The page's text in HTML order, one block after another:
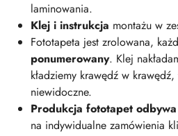
laminowania.
Klej i instrukcja montażu w
Fototapeta jest zrolowana,
ponumerowany. Klej
kładziemy krawędź w
niewidoczne.
Produkcja fototapet
na indywidualne zamówienia